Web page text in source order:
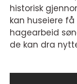
historisk
kan huseiere
hagearbeid
de kan dra